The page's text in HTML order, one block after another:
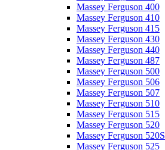
Massey Ferguson 400
Massey Ferguson 410
Massey Ferguson 415
Massey Ferguson 430
Massey Ferguson 440
Massey Ferguson 487
Massey Ferguson 500
Massey Ferguson 506
Massey Ferguson 507
Massey Ferguson 510
Massey Ferguson 515
Massey Ferguson 520
Massey Ferguson 520S
Massey Ferguson 525